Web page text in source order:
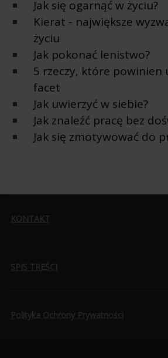
Jak się ogarnąć w życiu?
Kierat - największe
życiu
Jak pokonać lenistwo?
5 rzeczy, które powinien
facet
Jak uwierzyć w siebie?
Jak znaleźć pracę bez
Jak się zmotywować do
KONTAKT
SPIS TREŚCI
Polityka Ochrony Prywatności